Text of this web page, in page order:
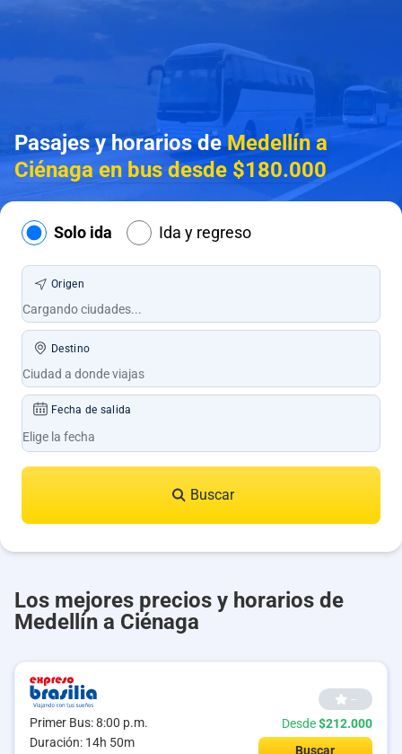
Pasajes y horarios deMedellín a
Ciénaga en bus desde $180.000
Solo ida Ida y regreso
Origen
Destino
Fecha de salida
Buscar
Los mejores precios y horarios de
Medellín a Ciénaga
Primer Bus: 8:00 p.m.
Duración: 14h 50m
--
Desde$212.000
Buscar